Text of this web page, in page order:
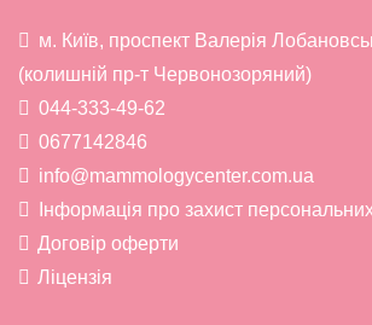
м. Київ, проспект Валерія
(колишній пр-т Червонозоряний)
044-333-49-62
0677142846
info@mammologycenter.com.ua
Інформація про захист
Договір оферти
Ліцензія